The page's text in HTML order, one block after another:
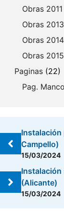
Obras 2011
Obras 2013
Obras 2014
Obras 2015
Paginas (22)
Pag.
Instalación
Campello)
15/03/2024
Instalación
(Alicante)
15/03/2024